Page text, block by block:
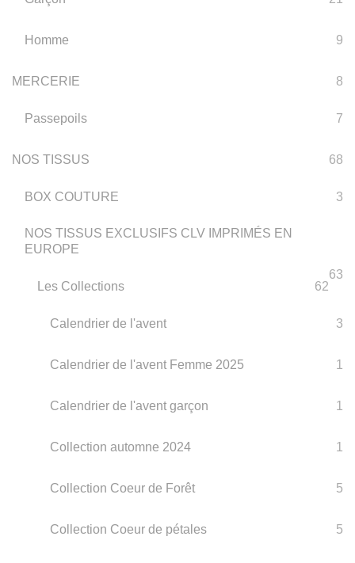
Homme 9
MERCERIE 8
Passepoils 7
NOS TISSUS 68
BOX COUTURE 3
NOS TISSUS EXCLUSIFS CLV IMPRIMÉS EN
EUROPE
63
Les Collections
62
Calendrier de l'avent 3
Calendrier de l'avent Femme 2025 1
Calendrier de l'avent garçon 1
Collection automne 2024 1
Collection Coeur de Forêt 5
Collection Coeur de pétales 5